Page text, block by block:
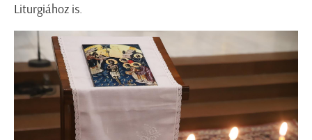
Liturgiához is.